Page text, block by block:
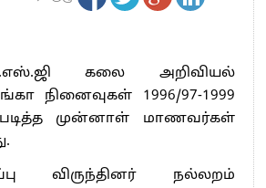
கலை அறிவியல்
நினைவுகள் 1996/97-1999
முன்னாள் மாணவர்கள்
விருந்தினர் நல்லறம்